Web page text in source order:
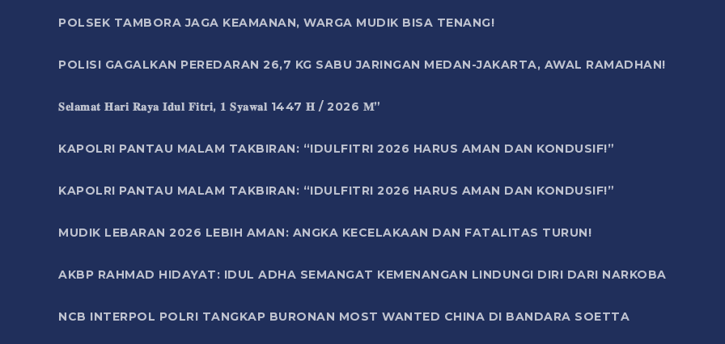
POLSEK TAMBORA JAGA KEAMANAN, WARGA MUDIK BISA TENANG!
POLISI GAGALKAN PEREDARAN 26,7 KG SABU JARINGAN MEDAN-JAKARTA, AWAL RAMADHAN!
𝐒𝐞𝐥𝐚𝐦𝐚𝐭 𝐇𝐚𝐫𝐢 𝐑𝐚𝐲𝐚 𝐈𝐝𝐮𝐥 𝐅𝐢𝐭𝐫𝐢, 𝟏 𝐒𝐲𝐚𝐰𝐚𝐥 1447 𝐇 / 2026 𝐌”
KAPOLRI PANTAU MALAM TAKBIRAN: “IDULFITRI 2026 HARUS AMAN DAN KONDUSIF!”
KAPOLRI PANTAU MALAM TAKBIRAN: “IDULFITRI 2026 HARUS AMAN DAN KONDUSIF!”
MUDIK LEBARAN 2026 LEBIH AMAN: ANGKA KECELAKAAN DAN FATALITAS TURUN!
AKBP RAHMAD HIDAYAT: IDUL ADHA SEMANGAT KEMENANGAN LINDUNGI DIRI DARI NARKOBA
NCB INTERPOL POLRI TANGKAP BURONAN MOST WANTED CHINA DI BANDARA SOETTA